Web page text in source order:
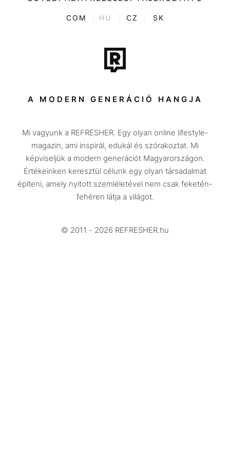
ENTR
Tech-Tudomány
Sport
Társadalom
Utazás
Életmód
Design
Beszélgetések
Videó
COM HU CZ SK
A MODERN GENERÁCIÓ HANGJA
Mi vagyunk a REFRESHER. Egy olyan online lifestyle-
magazin, ami inspirál, edukál és szórakoztat. Mi
képviseljük a modern generációt Magyarországon.
Értékeinken keresztül célunk egy olyan társadalmat
építeni, amely nyitott szemléletével nem csak feketén-
fehéren látja a világot.
© 2011 - 2026 REFRESHER.hu